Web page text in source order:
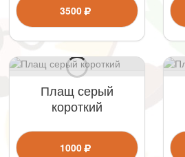
3500
Плащ серый
короткий
1000